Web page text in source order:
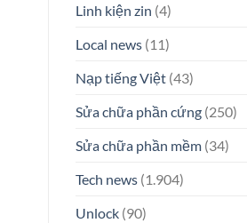
Linh kiện zin (4)
Local news(11)
Nạp tiếng Việt(43)
Sửa chữa phần cứng(250)
Sửa chữa phần mềm(34)
Tech news(1.904)
Unlock(90)